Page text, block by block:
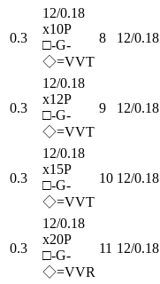
0.3
12/0.18
x10P
□-G-
◇=VVT
8 12/0.18
0.3
12/0.18
x12P
□-G-
◇=VVT
9 12/0.18
0.3
12/0.18
x15P
□-G-
◇=VVT
10 12/0.18
0.3
12/0.18
x20P
□-G-
◇=VVR
11 12/0.18